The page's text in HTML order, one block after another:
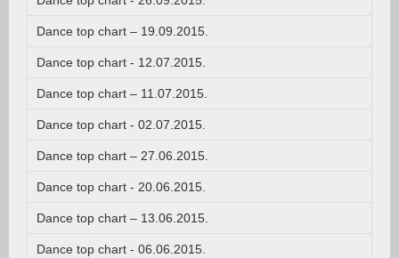
Dance top chart – 19.09.2015.
Dance top chart - 12.07.2015.
Dance top chart – 11.07.2015.
Dance top chart - 02.07.2015.
Dance top chart – 27.06.2015.
Dance top chart - 20.06.2015.
Dance top chart – 13.06.2015.
Dance top chart - 06.06.2015.